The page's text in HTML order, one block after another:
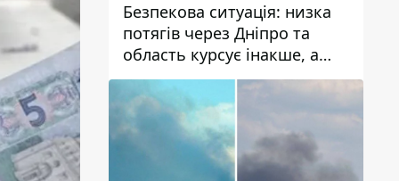
Безпекова ситуація: низка
потягів через Дніпро та
область курсує інакше, а
частину шляху замінили
автобусами та
електричками